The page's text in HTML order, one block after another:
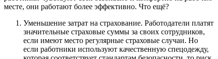
месте, они работают более эффективно. Что ещё?
Уменьшение затрат на страхование. Работодатели платят
значительные страховые суммы за своих сотрудников,
если имеют место регулярные страховые случаи. Но
если работники используют качественную спецодежду,